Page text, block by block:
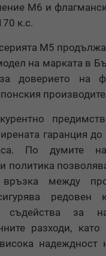
M6 и
к.с.
M5
на марката в
за доверието на
гаранция
По думите на
политика
между
редовен
съдейства за
разходи,
висока